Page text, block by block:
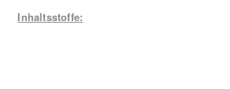
Inhaltsstoffe: